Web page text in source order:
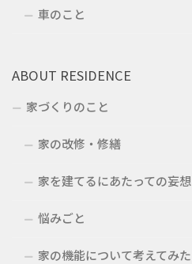
車のこと
ABOUT RESIDENCE
家づくりのこと
家の改修・修繕
家を建てるにあたっての妄想
悩みごと
家の機能について考えてみた